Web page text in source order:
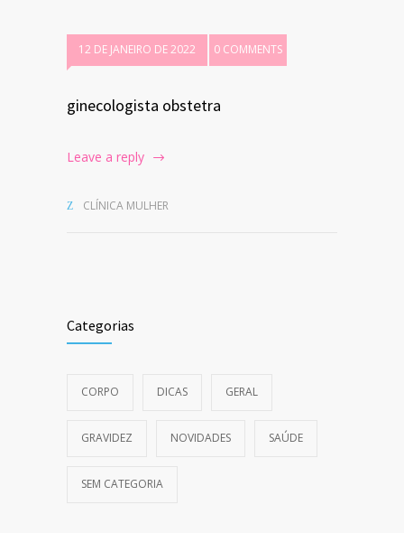
12 DE JANEIRO DE 2022 0 COMMENTS
ginecologista obstetra
Leave a reply
CLÍNICA MULHER
Categorias
CORPO DICAS GERAL
GRAVIDEZ NOVIDADES SAÚDE
SEM CATEGORIA